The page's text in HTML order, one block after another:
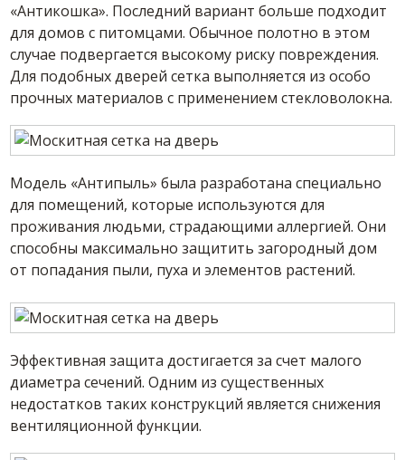
«Антикошка». Последний вариант больше подходит
для домов с питомцами. Обычное полотно в этом
случае подвергается высокому риску повреждения.
Для подобных дверей сетка выполняется из особо
прочных материалов с применением стекловолокна.
Модель «Антипыль» была разработана специально
для помещений, которые используются для
проживания людьми, страдающими аллергией. Они
способны максимально защитить загородный дом
от попадания пыли, пуха и элементов растений.
Эффективная защита достигается за счет малого
диаметра сечений. Одним из существенных
недостатков таких конструкций является снижения
вентиляционной функции.